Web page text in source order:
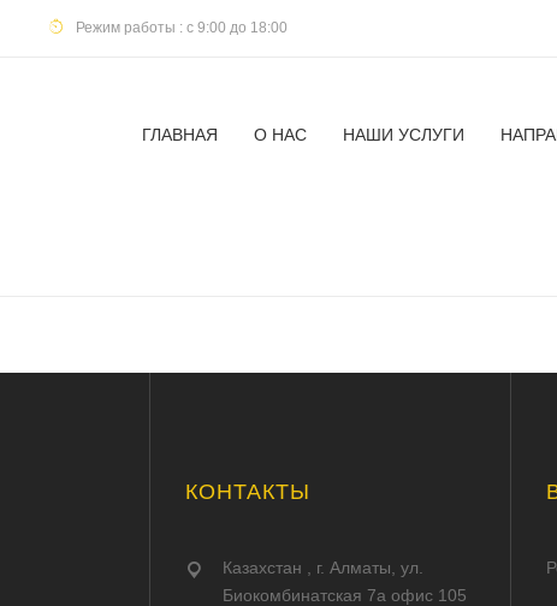
Режим работы : с 9:00 до 18:00
ГЛАВНАЯ О НАС НАШИ УСЛУГИ
КОНТАКТЫ
Казахстан , г. Алматы, ул.
Биокомбинатская 7а офис 105